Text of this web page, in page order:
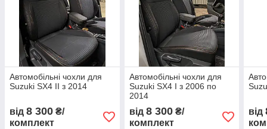
Автомобільні чохли для
Suzuki SX4 II з 2014
від 8 300 ₴/
комплект
Автомобільні чохли для
Suzuki SX4 I з 2006 по
2014
від 8 300₴/
комплект
від